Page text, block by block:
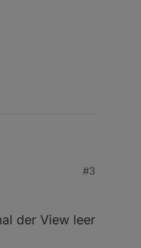
#3
der View leer